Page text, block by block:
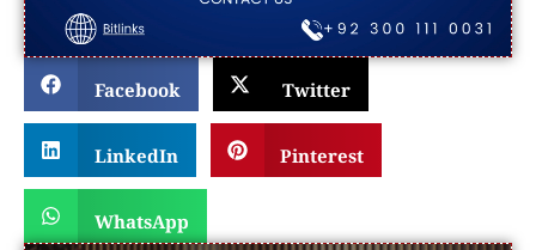
Facebook
Twitter
LinkedIn
Pinterest
WhatsApp